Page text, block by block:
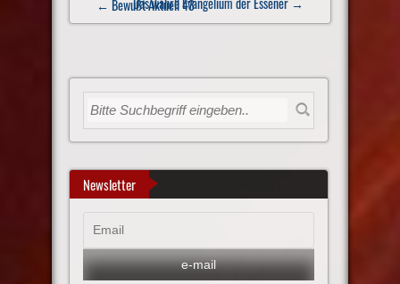
navigation
← Bewußt Aktuell 43
Newsletter